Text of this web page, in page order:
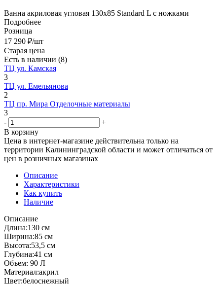
Ванна акриловая угловая 130х85 Standard L с ножками
Подробнее
Розница
17 290 ₽/шт
Старая цена
Есть в наличии (8)
ТЦ ул. Камская
3
ТЦ ул. Емельянова
2
ТЦ пр. Мира Отделочные материалы
3
-
+
В корзину
Цена в интернет-магазине действительна только на
территории Калининградской области и может отличаться от
цен в розничных магазинах
Описание
Характеристики
Как купить
Наличие
Описание
Длина:130 см
Ширина:85 см
Высота:53,5 см
Глубина:41 см
Объем: 90 Л
Материал:акрил
Цвет:белоснежный